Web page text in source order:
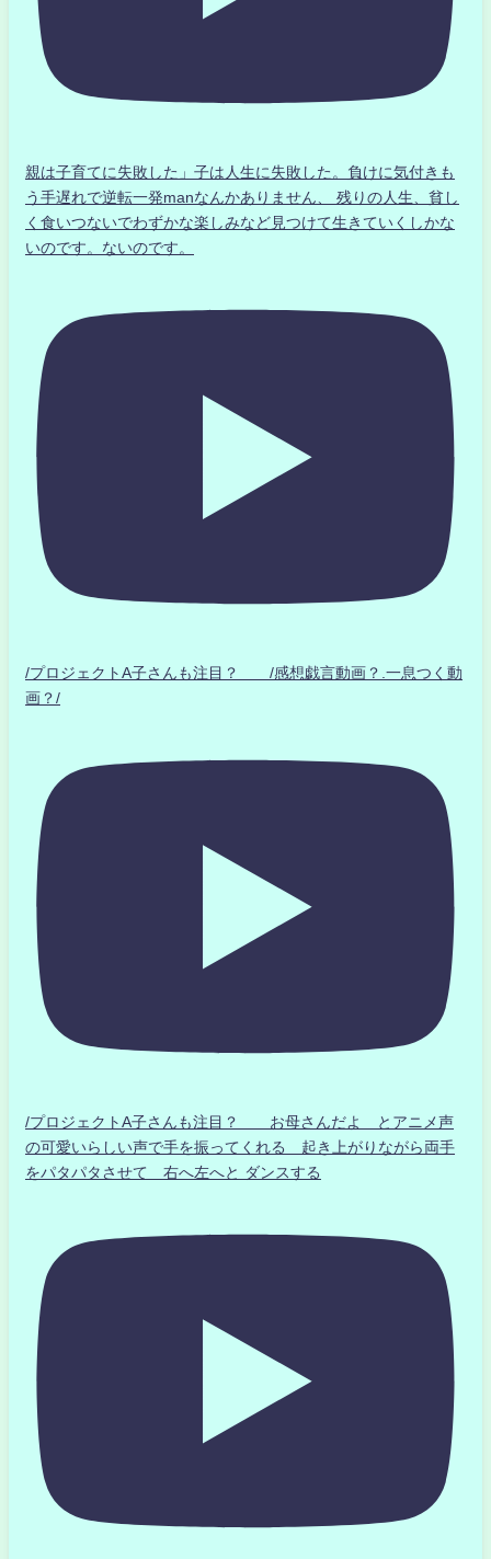
親は子育てに失敗した」子は人生に失敗した。負けに気付きも
う手遅れで逆転一発manなんかありません、 残りの人生、貧し
く食いつないでわずかな楽しみなど見つけて生きていくしかな
いのです。ないのです。
/プロジェクトA子さんも注目？ /感想戯言動画？.一息つく動
画？/
/プロジェクトA子さんも注目？ お母さんだよ とアニメ声
の可愛いらしい声で手を振ってくれる 起き上がりながら両手
をパタパタさせて 右へ左へと ダンスする